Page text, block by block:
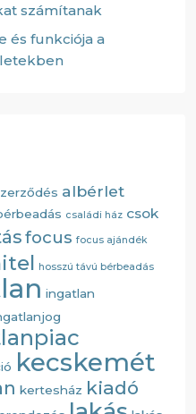
számítanak
és funkciója a
albérlet
családi ház csok
focus focus ajándék
hosszú távú bérbeadás
ingatlan
kecskemét
kertesház kiadó